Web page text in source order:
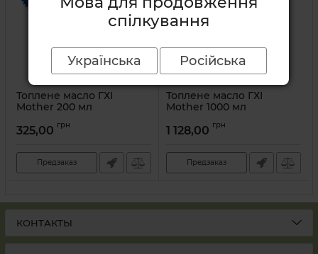
Топлене масло ГХІ
Mother 200 мл
325,00 грн
Предзаказ
Топлене масло ГХІ
Mother 1000 мл
1 128,00 грн
Предзаказ
КОНТАКТЫ
спілкування
Українська Російська